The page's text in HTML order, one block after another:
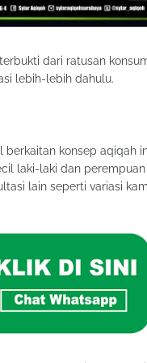
dari ratusan
lebih-lebih dahulu.
konsep aqiqah
laki-laki dan
lain seperti variasi